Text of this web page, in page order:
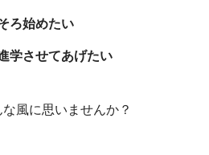
ろ始めたい
学させてあげたい
風に思いませんか？